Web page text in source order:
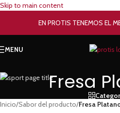
Skip to main content
EN PROTIS TENEMOS EL
MENU
Fresa
Inicio/Sabor del producto/Fresa